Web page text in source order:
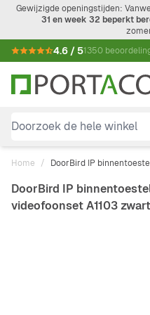
Ga naar de inhoud
Gewijzigde openingstijden:
31 en week 32 beperkt
4.6 / 51350
Doorzoek de hele winkel
Home / DoorBird IP
DoorBird IP
videofoonset A1103 zwart